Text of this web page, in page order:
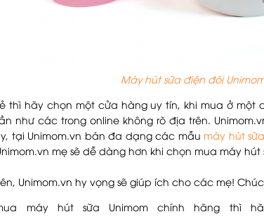
Máy hút sữa điện đôi
thì hãy chọn một cửa hàng uy tín, khi mua ở
như các trong online không rõ địa trên.
tại Unimom.vn bán đa dạng các mẫu máy hút
mẹ sẽ dễ dàng hơn khi chọn mua máy hút
Unimom.vn hy vọng sẽ giúp ích cho các mẹ!
máy hút sữa Unimom chính hãng thì